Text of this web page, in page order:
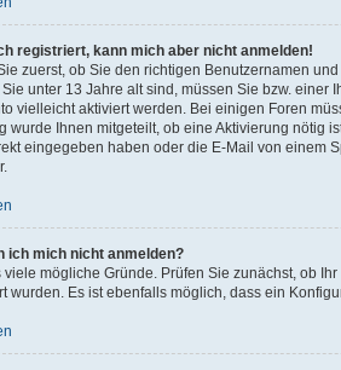
registriert, kann mich aber nicht anmelden!
zuerst, ob Sie den richtigen Benutzernamen
Sie unter 13 Jahre alt sind, müssen Sie bzw.
vielleicht aktiviert werden. Bei einigen Foren
wurde Ihnen mitgeteilt, ob eine Aktivierung nötig
eingegeben haben oder die E-Mail von einem
ich mich nicht anmelden?
viele mögliche Gründe. Prüfen Sie zunächst, ob
wurden. Es ist ebenfalls möglich, dass ein